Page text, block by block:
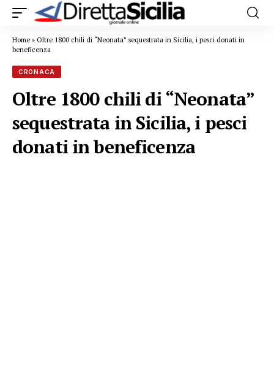
Home » Oltre 1800 chili di “Neonata” sequestrata in Sicilia, i pesci donati in
beneficenza
CRONACA
Oltre 1800 chili di “Neonata”
sequestrata in Sicilia, i pesci
donati in beneficenza